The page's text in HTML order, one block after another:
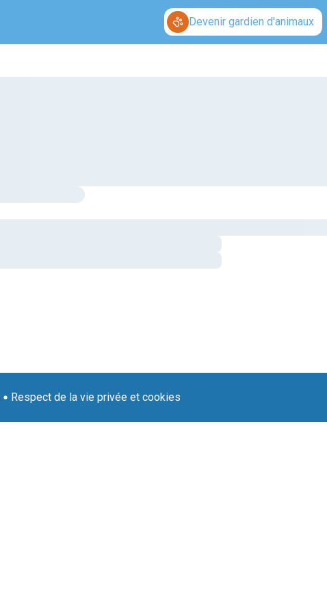
Devenir gardien d'animaux
Respect de la vie privée et cookies